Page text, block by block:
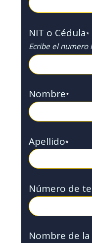
NIT o Cédula*
Ecribe el numero
Nombre*
Apellido*
Número de
Nombre de